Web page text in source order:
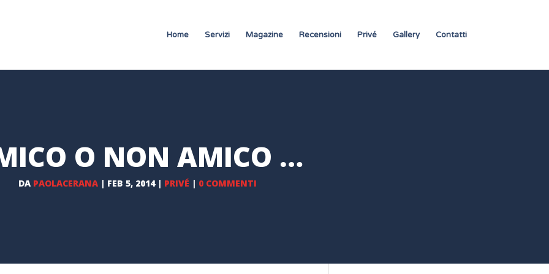
Home Servizi Magazine Recensioni Privé Gallery Contatti
O NON AMICO …
DA PAOLACERANA| FEB 5, 2014| PRIVÉ | 0 COMMENTI